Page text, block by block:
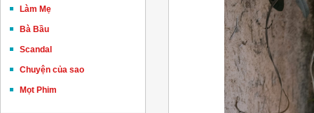
Làm Mẹ
Bà Bầu
Scandal
Chuyện của sao
Mọt Phim